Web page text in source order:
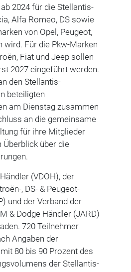
2024 für die Stellantis-
Alfa Romeo, DS sowie
von Opel, Peugeot,
wird. Für die Pkw-Marken
Fiat und Jeep sollen
2027 eingeführt werden.
den Stellantis-
beteiligten
am Dienstag zusammen
an die gemeinsame
für ihre Mitglieder
Überblick über die
(VDOH), der
, DS- & Peugeot-
und der Verband der
& Dodge Händler (JARD)
720 Teilnehmer
Angaben der
80 bis 90 Prozent des
der Stellantis-